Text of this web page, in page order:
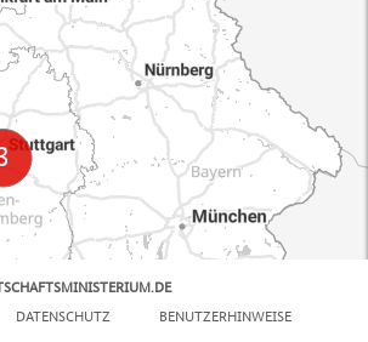
DATENSCHUTZ BENUTZERHINWEISE